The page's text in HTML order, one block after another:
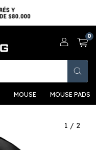
0
MOUSE MOUSE PADS
1 / 2